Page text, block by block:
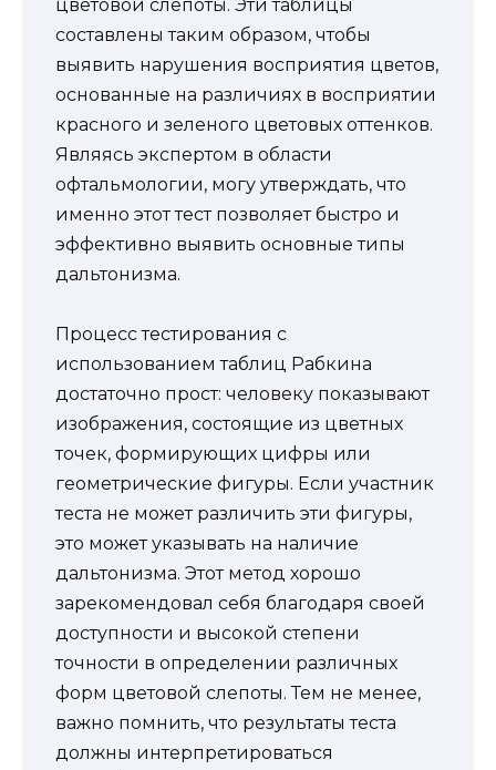
цветовой слепоты. Эти таблицы
составлены таким образом, чтобы
выявить нарушения восприятия цветов,
основанные на различиях в восприятии
красного и зеленого цветовых оттенков.
Являясь экспертом в области
офтальмологии, могу утверждать, что
именно этот тест позволяет быстро и
эффективно выявить основные типы
дальтонизма.
Процесс тестирования с
использованием таблиц Рабкина
достаточно прост: человеку показывают
изображения, состоящие из цветных
точек, формирующих цифры или
геометрические фигуры. Если участник
теста не может различить эти фигуры,
это может указывать на наличие
дальтонизма. Этот метод хорошо
зарекомендовал себя благодаря своей
доступности и высокой степени
точности в определении различных
форм цветовой слепоты. Тем не менее,
важно помнить, что результаты теста
должны интерпретироваться